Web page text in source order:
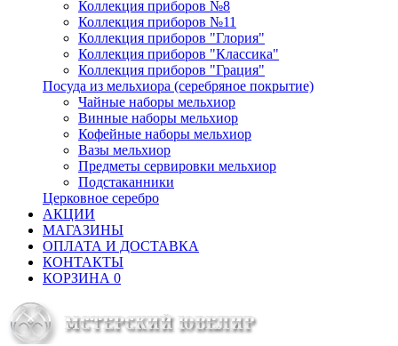
Коллекция приборов №8
Коллекция приборов №11
Коллекция приборов "Глория"
Коллекция приборов "Классика"
Коллекция приборов "Грация"
Посуда из мельхиора (серебряное покрытие)
Чайные наборы мельхиор
Винные наборы мельхиор
Кофейные наборы мельхиор
Вазы мельхиор
Предметы сервировки мельхиор
Подстаканники
Церковное серебро
АКЦИИ
МАГАЗИНЫ
ОПЛАТА И ДОСТАВКА
КОНТАКТЫ
КОРЗИНА 0